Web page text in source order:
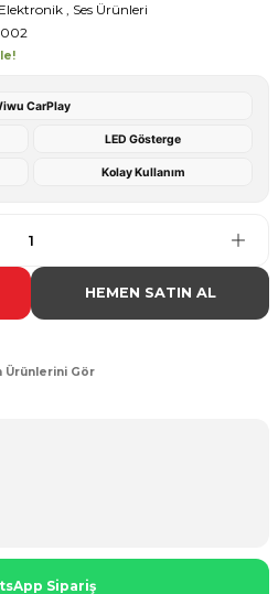
, Ses Ürünleri
CarPlay
LED Gösterge
Kolay Kullanım
HEMEN SATIN AL
Ürünlerini Gör
Sipariş